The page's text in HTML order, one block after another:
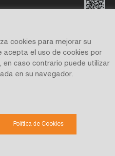
Site by
cookies para mejorar su
acepta el uso de cookies por
caso contrario puede utilizar
en su navegador.
Política de Cookies